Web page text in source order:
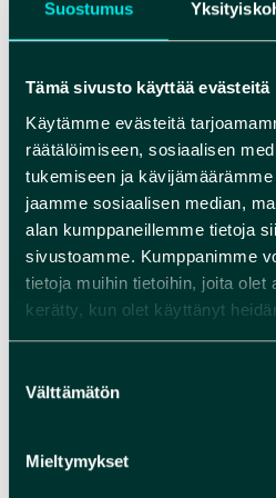
Suostumus
Tämä sivusto käyttää evästeitä
Käytämme evästeitä
räätälöimiseen, sosiaalisen
tukemiseen ja
jaamme sosiaalisen median,
alan kumppaneillemme tietoja
sivustoamme. Kumppanimme
tietoja muihin tietoihin, joita olet
kerätty, kun olet käyttänyt
valinta
Välttämätön
Mieltymykset
armoilla
Parempia matkasäitä jäätiin
suojiin. Joskus myrskyjen
odottaa viikkojenkin ajan.
pakattiin mukaan leipää,
kapahaukia, niin joskus
matka venyi. Toisinaan
saattoivat viedä yön
eväät ja jopa purjeet.
oli Kaivanto, jossa saattoi
lepäämään. Kerrotaan,
kirput mäkättivät aina
uusien tulokkaiden